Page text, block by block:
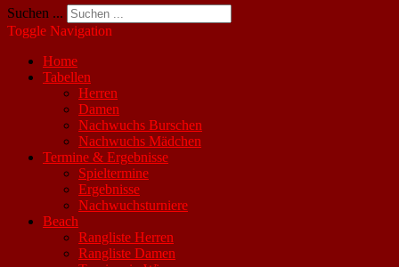
Suchen ...
Toggle Navigation
Home
Tabellen
Herren
Damen
Nachwuchs Burschen
Nachwuchs Mädchen
Termine & Ergebnisse
Spieltermine
Ergebnisse
Nachwuchsturniere
Beach
Rangliste Herren
Rangliste Damen